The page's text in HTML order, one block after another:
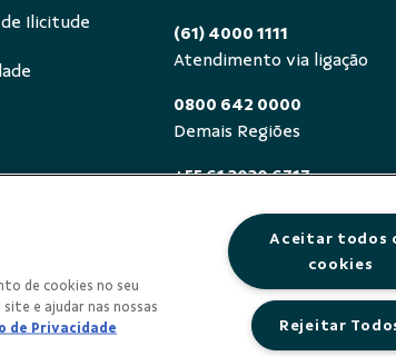
Ilicitude
(61) 4000 1111
Atendimento via ligação
0800 642 0000
Demais Regiões
+55 61 3030 6717
0800 940 0458
Deficientes auditivos ou de
segunda a sexta, das 8h às
de cookies no seu
e ajudar nas nossas
de Privacidade
Aceitar todos
cookies
Rejeitar